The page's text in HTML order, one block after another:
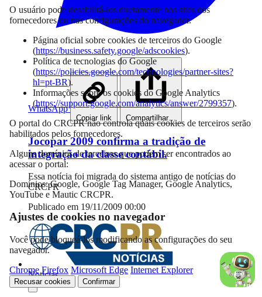
WhatsApp
Copiar link Compartilhar…
Jocopar 2009 confirma a tradição de
integração da classe contábil.
Essa notícia foi migrada do sistema antigo de notícias do
CRCPR
Publicado em 19/11/2009 00:00
Notícias
Compartilhar
O usuário pode desabilitá-los diretamente nos sites dos
fornecedores ou nas configurações do navegador.
Página oficial sobre cookies de terceiros do Google
(https://business.safety.google/adscookies).
Política de tecnologias do Google
(https://policies.google.com/technologies/partner-sites?
hl=pt-BR).
Informações sobre os cookies do Google Analytics
(https://support.google.com/analytics/answer/2799357).
O portal do CRCPR não controla quais cookies de terceiros serão
habilitados pelos fornecedores.
Alguns domínios de terceiros que podem ser encontrados ao
acessar o portal:
Domínios: Google, Google Tag Manager, Google Analytics,
YouTube e Mautic CRCPR.
Ajustes de cookies no navegador
Você pode bloqueá-los modificando as configurações do seu
navegador.
Chrome Firefox Microsoft Edge Internet Explorer
Recusar cookies Confirmar